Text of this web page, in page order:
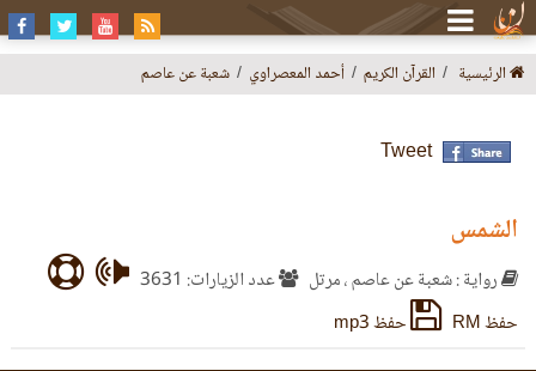
الرئيسية القرآن الكريم أحمد المعصراوي شعبة عن عاصم
Tweet
الشمس
رواية : شعبة عن عاصم ، مرتل
عدد الزيارات: 3631
حفظ RM
حفظ mp3